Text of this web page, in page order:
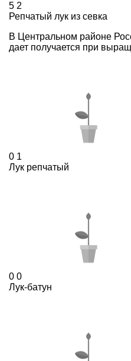
5 2
Репчатый лук из севка
В Центральном районе
дает получается при
0 1
Лук репчатый
0 0
Лук-батун